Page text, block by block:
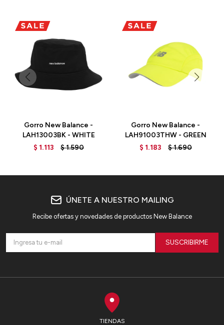
Gorro New Balance -
LAH13003BK - WHITE
$ 1.113 $1.590
Gorro New Balance -
LAH91003THW - GREEN
$ 1.183 $1.690
TIENDAS
ÚNETE A NUESTRO MAILING
Recibe ofertas y novedades de productos New Balance
SUSCRIBIRME